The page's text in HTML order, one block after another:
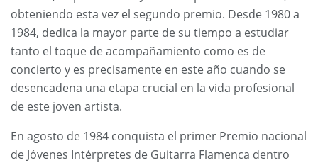
obteniendo esta vez el segundo premio. Desde 1980 a
1984, dedica la mayor parte de su tiempo a estudiar
tanto el toque de acompañamiento como es de
concierto y es precisamente en este año cuando se
desencadena una etapa crucial en la vida profesional
de este joven artista.
En agosto de 1984 conquista el primer Premio nacional
de Jóvenes Intérpretes de Guitarra Flamenca dentro